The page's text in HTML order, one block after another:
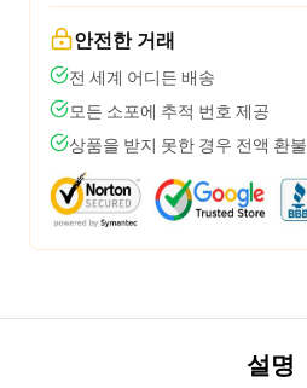
안전한 거래
전 세계 어디든 배송
모든 소포에 추적 번호 제공
상품을 받지 못한 경우 전액 환불
설명